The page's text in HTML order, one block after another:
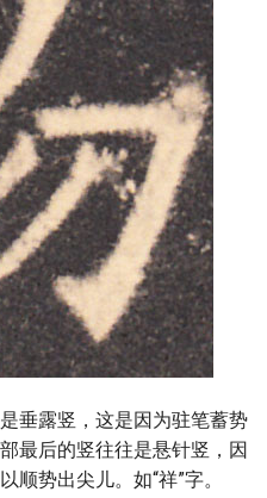
垂露竖，这是因为驻笔蓄势
最后的竖往往是悬针竖，因
顺势出尖儿。如“祥”字。